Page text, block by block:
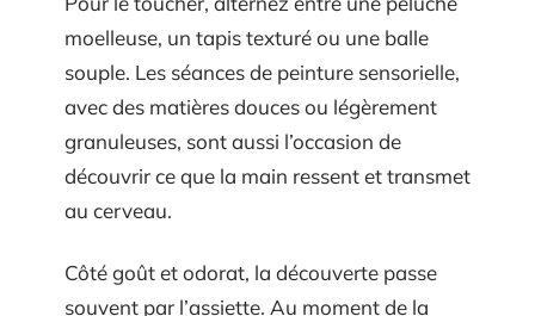
moelleuse, un tapis texturé ou une balle
souple. Les séances de peinture sensorielle,
avec des matières douces ou légèrement
granuleuses, sont aussi l’occasion de
découvrir ce que la main ressent et transmet
au cerveau.
Côté goût et odorat, la découverte passe
souvent par l’assiette. Au moment de la